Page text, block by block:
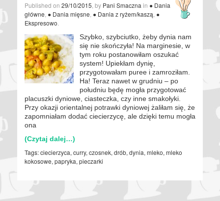
Published on 29/10/2015 , by Pani Smaczna in ● Dania
główne ● Dania mięsne ● Dania z ryżem/kaszą ●
Ekspresowo
Szybko, szybciutko, żeby dynia nam
się nie skończyła! Na marginesie, w
tym roku postanowiłam oszukać
system! Upiekłam dynię,
przygotowałam puree i zamroziłam.
Ha! Teraz nawet w grudniu – po
południu będę mogła przygotować
placuszki dyniowe, ciasteczka, czy inne smakołyki.
Przy okazji orientalnej potrawki dyniowej żaliłam się, że
zapomniałam dodać ciecierzycę, ale dzięki temu mogła
ona
(Czytaj dalej…)
Tags:ciecierzyca, curry, czosnek, drób, dynia, mleko, mleko
kokosowe, papryka, pieczarki